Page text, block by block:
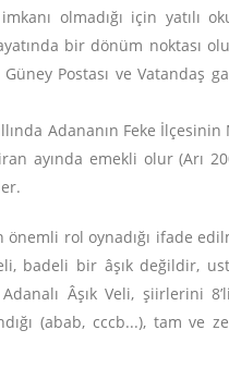
olmadığı için yatılı
bir dönüm noktası
Postası ve Vatandaş
Adananın Feke
ayında emekli olur (Arı
rol oynadığı ifade
badeli bir âşık değildir,
Âşık Veli, şiirlerini
(abab, cccb...), tam ve